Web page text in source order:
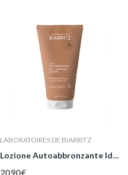
LABORATOIRES DE BIARRITZ
Lozione Autoabbronzante Idratante Viso e Corpo...